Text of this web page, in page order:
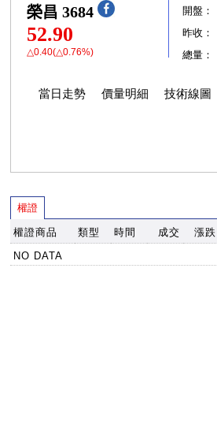
榮昌 3684
52.90
△0.40(△0.76%)
開盤：
昨收：
總量：
當日走勢 價量明細 技術線圖
權證
權證商品 類型 時間 成交 漲跌
NO DATA